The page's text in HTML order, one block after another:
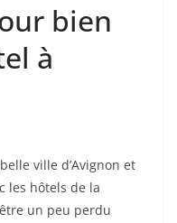
bien
à
ville d’Avignon et
les hôtels de la
un peu perdu